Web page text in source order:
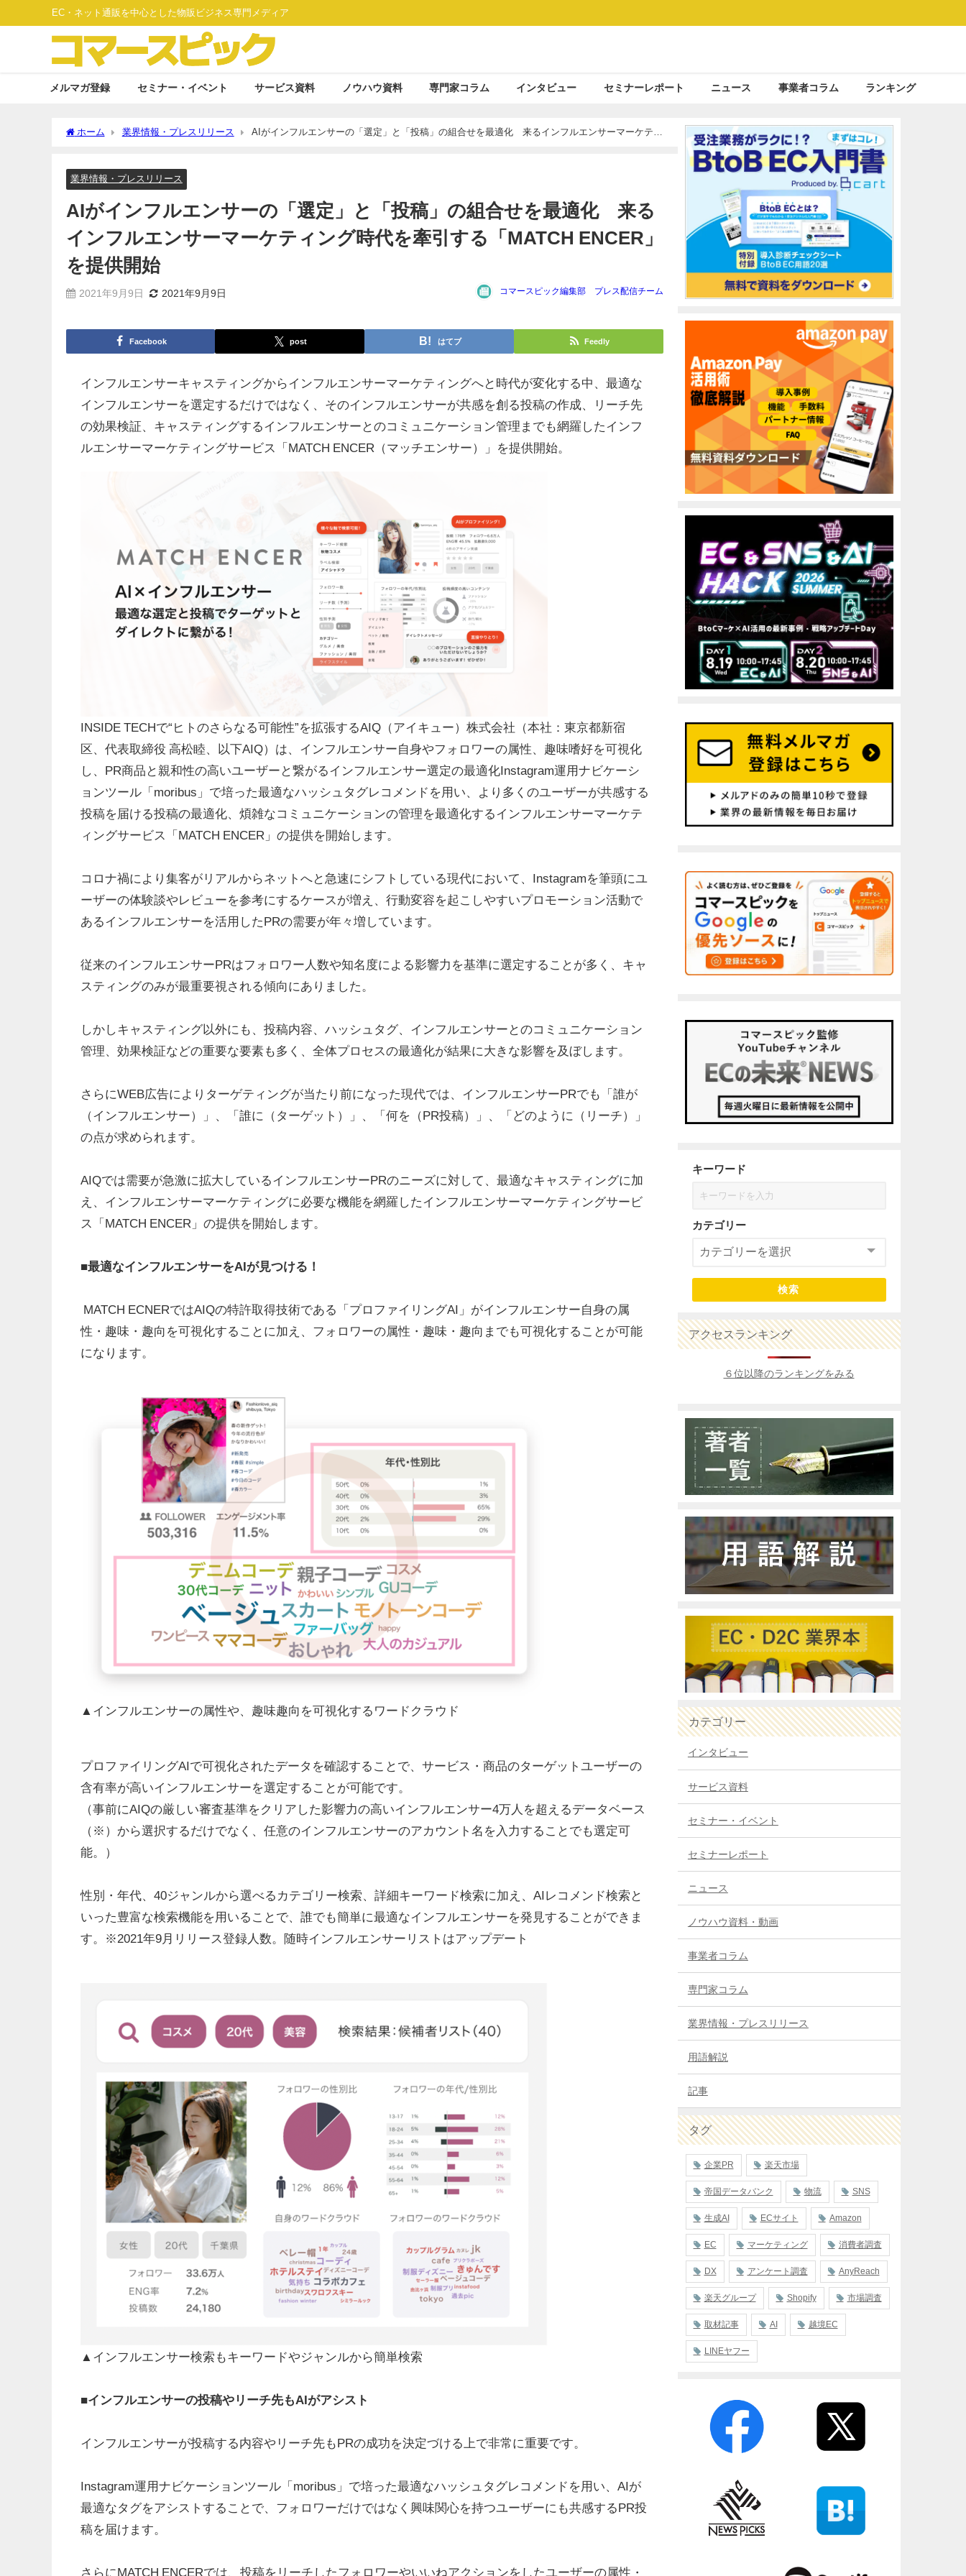
EC・ネット通販を中心とした物販ビジネス専門メディア
メルマガ登録 セミナー・イベント サービス資料 ノウハウ資料 専門家コラム インタビュー セミナーレポート ニュース 事業者コラム ランキング
ホーム 業界情報・プレスリリース
AIがインフルエンサーの「選定」と「投稿」の組合せを最適化 来るインフルエンサーマーケティ
業界情報・プレスリリース
AIがインフルエンサーの「選定」と「投稿」の組合せを最適化 来る
インフルエンサーマーケティング時代を牽引する「MATCH ENCER」
を提供開始
2021年9月9日 2021年9月9日 コマースピック編集部 プレス配信チーム
Facebook post はてブ Feedly
インフルエンサーキャスティングからインフルエンサーマーケティングへと時代が変化する中、最適な
インフルエンサーを選定するだけではなく、そのインフルエンサーが共感を創る投稿の作成、リーチ先
の効果検証、キャスティングするインフルエンサーとのコミュニケーション管理までも網羅したインフ
ルエンサーマーケティングサービス「MATCH ENCER（マッチエンサー）」を提供開始。
INSIDE TECHで“ヒトのさらなる可能性”を拡張するAIQ（アイキュー）株式会社（本社：東京都新宿
区、代表取締役 高松睦、以下AIQ）は、インフルエンサー自身やフォロワーの属性、趣味嗜好を可視化
し、PR商品と親和性の高いユーザーと繋がるインフルエンサー選定の最適化Instagram運用ナビケーシ
ョンツール「moribus」で培った最適なハッシュタグレコメンドを用い、より多くのユーザーが共感する
投稿を届ける投稿の最適化、煩雑なコミュニケーションの管理を最適化するインフルエンサーマーケテ
ィングサービス「MATCH ENCER」の提供を開始します。
コロナ禍により集客がリアルからネットへと急速にシフトしている現代において、Instagramを筆頭にユ
ーザーの体験談やレビューを参考にするケースが増え、行動変容を起こしやすいプロモーション活動で
あるインフルエンサーを活用したPRの需要が年々増しています。
従来のインフルエンサーPRはフォロワー人数や知名度による影響力を基準に選定することが多く、キャ
スティングのみが最重要視される傾向にありました。
しかしキャスティング以外にも、投稿内容、ハッシュタグ、インフルエンサーとのコミュニケーション
管理、効果検証などの重要な要素も多く、全体プロセスの最適化が結果に大きな影響を及ぼします。
さらにWEB広告によりターゲティングが当たり前になった現代では、インフルエンサーPRでも「誰が
（インフルエンサー）」、「誰に（ターゲット）」、「何を（PR投稿）」、「どのように（リーチ）」
の点が求められます。
AIQでは需要が急激に拡大しているインフルエンサーPRのニーズに対して、最適なキャスティングに加
え、インフルエンサーマーケティングに必要な機能を網羅したインフルエンサーマーケティングサービ
ス「MATCH ENCER」の提供を開始します。
■最適なインフルエンサーをAIが見つける！
MATCH ECNERではAIQの特許取得技術である「プロファイリングAI」がインフルエンサー自身の属
性・趣味・趣向を可視化することに加え、フォロワーの属性・趣味・趣向までも可視化することが可能
になります。
▲インフルエンサーの属性や、趣味趣向を可視化するワードクラウド
プロファイリングAIで可視化されたデータを確認することで、サービス・商品のターゲットユーザーの
含有率が高いインフルエンサーを選定することが可能です。
（事前にAIQの厳しい審査基準をクリアした影響力の高いインフルエンサー4万人を超えるデータベース
（※）から選択するだけでなく、任意のインフルエンサーのアカウント名を入力することでも選定可
能。）
性別・年代、40ジャンルから選べるカテゴリー検索、詳細キーワード検索に加え、AIレコメンド検索と
いった豊富な検索機能を用いることで、誰でも簡単に最適なインフルエンサーを発見することができま
す。※2021年9月リリース登録人数。随時インフルエンサーリストはアップデート
▲インフルエンサー検索もキーワードやジャンルから簡単検索
■インフルエンサーの投稿やリーチ先もAIがアシスト
インフルエンサーが投稿する内容やリーチ先もPRの成功を決定づける上で非常に重要です。
Instagram運用ナビケーションツール「moribus」で培った最適なハッシュタグレコメンドを用い、AIが
最適なタグをアシストすることで、フォロワーだけではなく興味関心を持つユーザーにも共感するPR投
稿を届けます。
さらにMATCH ENCERでは、投稿をリーチしたフォロワーやいいねアクションをしたユーザーの属性・
キーワード
カテゴリー
検索
アクセスランキング
６位以降のランキングをみる
カテゴリー
インタビュー
サービス資料
セミナー・イベント
セミナーレポート
ニュース
ノウハウ資料・動画
事業者コラム
専門家コラム
業界情報・プレスリリース
用語解説
記事
タグ
企業PR 楽天市場
帝国データバンク 物流 SNS
生成AI ECサイト Amazon
EC マーケティング 消費者調査
DX アンケート調査 AnyReach
楽天グループ Shopify 市場調査
取材記事 AI 越境EC
LINEヤフー